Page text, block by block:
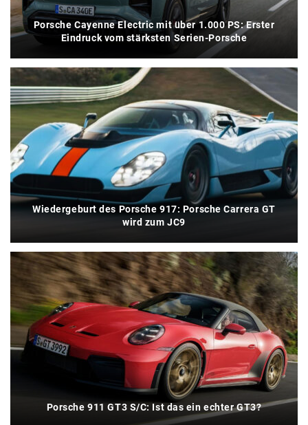
Porsche Cayenne Electric mit über 1.000 PS: Erster
Eindruck vom stärksten Serien-Porsche
Wiedergeburt des Porsche 917: Porsche Carrera GT
wird zum JC9
Porsche 911 GT3 S/C: Ist das ein echter GT3?